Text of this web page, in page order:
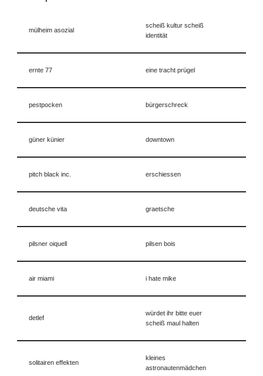
mülheim asozial
scheiß kultur scheiß
identität
ernte 77 eine tracht prügel
pestpocken bürgerschreck
güner künier downtown
pitch black inc. erschiessen
deutsche vita graetsche
pilsner oiquell pilsen bois
air miami i hate mike
detlef
würdet ihr bitte euer
scheiß maul halten
solitairen effekten
kleines
astronautenmädchen